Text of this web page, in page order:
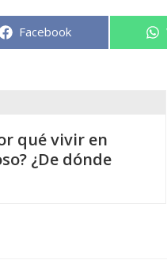
Compartir
Facebook
qué vivir en
¿De dónde